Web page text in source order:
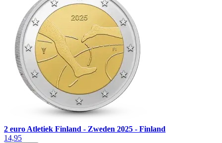
2 euro Atletiek Finland - Zweden 2025 - Finland
14,95